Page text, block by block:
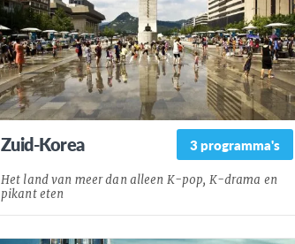
3 programma's
Zuid-Korea
Het land van meer dan alleen K-pop, K-drama en
pikant eten